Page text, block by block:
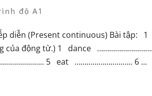
độ A1
diễn (Present continuous) Bài
của động từ.) 1 dance
5 eat ……………………….. 6 ...